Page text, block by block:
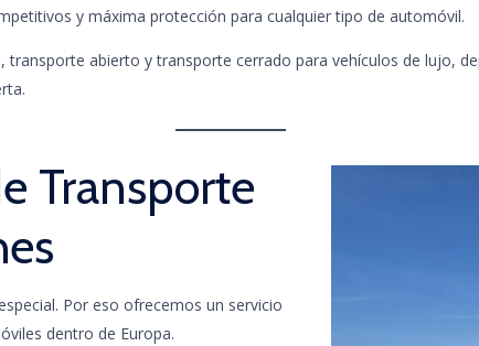
y máxima protección para cualquier tipo de automóvil.
abierto y transporte cerrado para vehículos de lujo,
Transporte
Por eso ofrecemos un servicio
dentro de Europa.